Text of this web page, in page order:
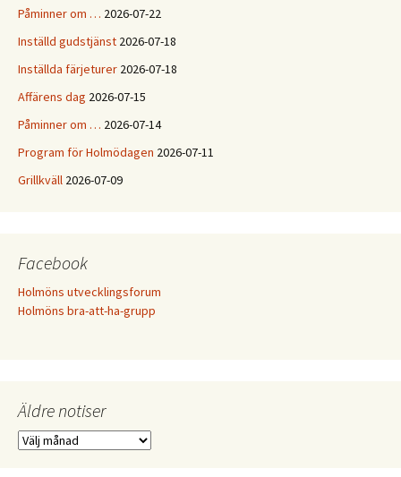
Påminner om … 2026-07-22
Inställd gudstjänst 2026-07-18
Inställda färjeturer 2026-07-18
Affärens dag 2026-07-15
Påminner om … 2026-07-14
Program för Holmödagen 2026-07-11
Grillkväll 2026-07-09
Facebook
Holmöns utvecklingsforum
Holmöns bra-att-ha-grupp
Äldre notiser
Äldre